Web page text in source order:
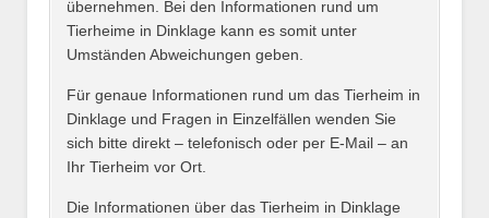
Name des Tierheims*
übernehmen. Bei den Informationen rund um
Tierheime in Dinklage kann es somit unter
Umständen Abweichungen geben.
Für genaue Informationen rund um das Tierheim in
Dinklage und Fragen in Einzelfällen wenden Sie
sich bitte direkt – telefonisch oder per E-Mail – an
Ihr Tierheim vor Ort.
Die Informationen über das Tierheim in Dinklage